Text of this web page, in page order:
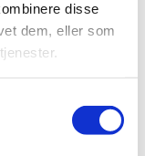
disse
dem, eller som